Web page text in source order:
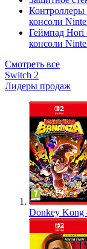
Контроллеры
консоли
Геймпад Hori
консоли
Смотреть все
Switch 2
Лидеры продаж
Donkey Kong